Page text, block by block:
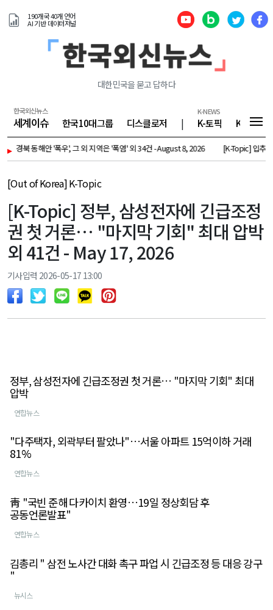
190개국 40개 언어
AI 기반 데이터저널
대한민국을 묻고 답하다
한국외신뉴스
세계이슈 한국10대그룹 디스클로저 |
K-NEWS
K-토픽 K-기업
▸해안 '폭우', 그 외 지역은 '폭염' 외 34건 - August 8, 2026 [K-Topic] 입추 지나도
[Out of Korea] K-Topic
[K-Topic] 정부, 삼성전자에 긴급조정
권 첫 거론… "마지막 기회" 최대 압박
외 41건 - May 17, 2026
기사입력 2026-05-17 13:00
정부, 삼성전자에 긴급조정권 첫 거론… "마지막 기회" 최대
압박
연합뉴스
"다주택자, 외곽부터 팔았나"…서울 아파트 15억이하 거래
81%
연합뉴스
靑 "국빈 준해 다카이치 환영…19일 정상회담 후
공동언론발표"
연합뉴스
김총리 " 삼전 노사간 대화 촉구 파업 시 긴급조정 등 대응 강구
"
뉴시스